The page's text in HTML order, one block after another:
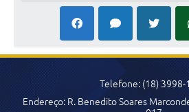
Telefone: (18) 3998-
Endereço: R. Benedito Soares